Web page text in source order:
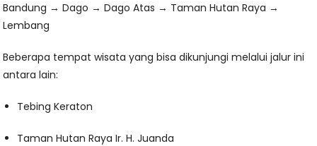
Bandung → Dago → Dago Atas → Taman Hutan Raya →
Lembang
Beberapa tempat wisata yang bisa dikunjungi melalui jalur ini
antara lain:
Tebing Keraton
Taman Hutan Raya Ir. H. Juanda